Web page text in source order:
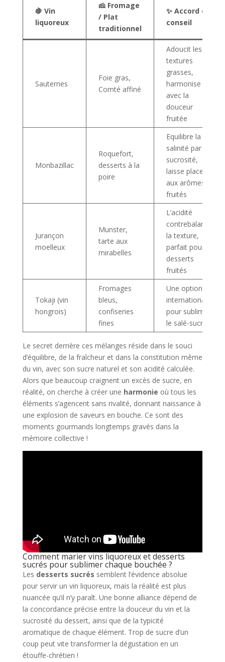
🍇 Vin
liquoreux
🧀 Fromage
/ Plat
traditionnel
✨ Accord et
conseil
Sauternes
Foie gras,
Comté affiné
Adoucit les
textures
grasses,
harmonise
avec la
douceur
fruitée
Monbazillac
Roquefort,
desserts à la
poire
Equilibre la
salinité par la
sucrosité,
laisse place
aux arômes
fruités
Jurançon
moelleux
Munster,
tarte aux
mirabelles
L’acidité
contrebalance
la texture,
parfait pour
desserts
fruités
Tokaji (vin
hongrois)
Fromages
bleus,
confiseries
fines
Une option
internationale
pour sublimer
le salé-sucré
Le secret derrière ces mélanges réside dans le souci
d’équilibre, de la fraîcheur et dans la constitution même
du vin, avec son sucre naturel et son acidité calculée.
Alors que beaucoup craignent un excès de sucre, en
réalité, on cherche à créer une harmonie où tous les
éléments s’agencent sans rivalité, donnant naissance à
une explosion de saveurs en bouche. Ce sont des
moments gourmands longtemps gravés dans la
mémoire collective !
Comment marier vins liquoreux et desserts
sucrés pour sublimer chaque bouchée ?
Les desserts sucrés semblent l’évidence absolue
pour servir un vin liquoreux, mais la réalité est plus
nuancée qu’il n’y paraît. Une bonne alliance dépend de
la concordance précise entre la douceur du vin et la
sucrosité du dessert, ainsi que de la typicité
aromatique de chaque élément. Trop de sucre d’un
coup peut vite transformer la dégustation en un
étouffe-chrétien !